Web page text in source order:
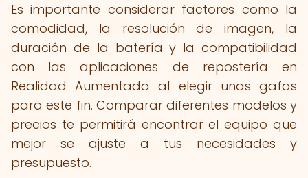
Es importante considerar factores como la
comodidad, la resolución de imagen, la
duración de la batería y la compatibilidad
con las aplicaciones de repostería en
Realidad Aumentada al elegir unas gafas
para este fin. Comparar diferentes modelos y
precios te permitirá encontrar el equipo que
mejor se ajuste a tus necesidades y
presupuesto.